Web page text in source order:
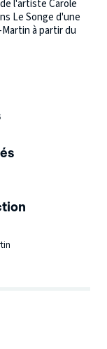
l'artiste Carole
Le Songe d'une
à partir du